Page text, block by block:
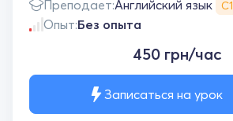
Преподает:Английский язык С1
Опыт:Без опыта
450 грн/час
Записаться на урок